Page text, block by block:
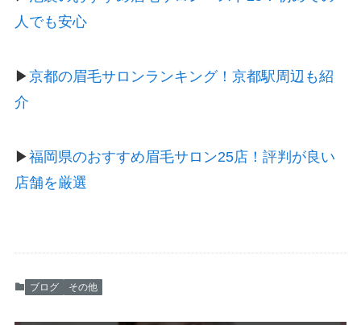
人でも安心
▶京都の眉毛サロンランキング！京都駅周辺も紹
介
▶福岡県のおすすめ眉毛サロン25店！評判が良い
店舗を厳選
ブログ その他